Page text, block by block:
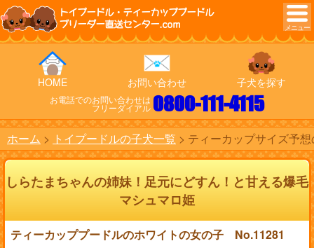
トイプードル・ティーカッププードル
ブリーダー直送センター.com
HOME お問い合わせ 子犬を探す
お電話でのお問い合わせは
フリーダイアル 0800-111-4115
ホーム トイプードルの子犬一覧 ティーカップサイズ予
しらたまちゃんの姉妹！足元にどすん！と甘える爆毛
マシュマロ姫
ティーカッププードルのホワイトの女の子 No.11281